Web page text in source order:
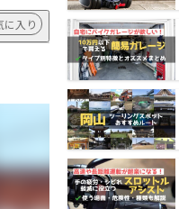
に入り